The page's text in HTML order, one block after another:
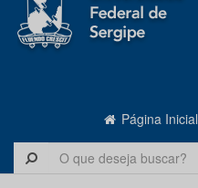
Página Inicial